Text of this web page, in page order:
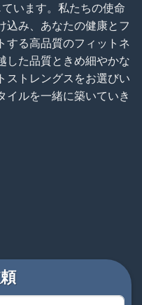
います。私たちの使命
込み、あなたの健康とフ
する高品質のフィットネ
した品質ときめ細やかな
ストレングスをお選びい
イルを一緒に築いていき